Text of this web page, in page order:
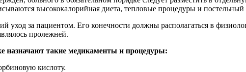
высококалорийная диета, тепловые процедуры и
уход за пациентом. Его конечности должны располагаться в
пролежней.
назначают такие медикаменты и процедуры:
кислоту.